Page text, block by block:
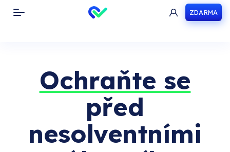
Toggle navigation ZDARMA
Ochraňte se
před
nesolventními